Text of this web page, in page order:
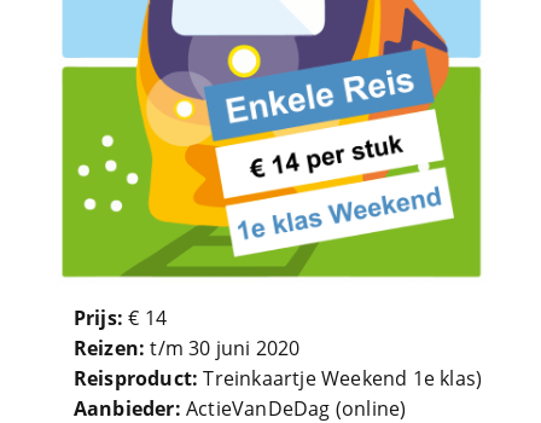
Prijs: € 14
Reizen: t/m 30 juni 2020
Reisproduct: Treinkaartje Weekend 1e klas)
Aanbieder: ActieVanDeDag (online)